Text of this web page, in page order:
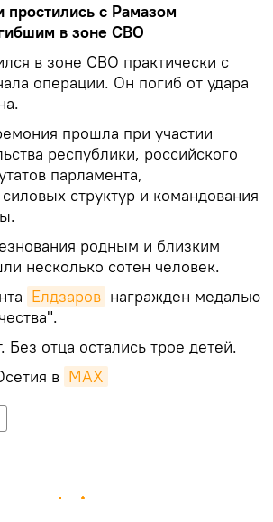
с Рамазом
в зоне СВО
в зоне СВО практически с
операции. Он погиб от удара
прошла при участии
республики, российского
парламента,
структур и командования
родным и близким
несколько сотен человек.
Елдзаров награжден медалью
отца остались трое детей.
в MAX